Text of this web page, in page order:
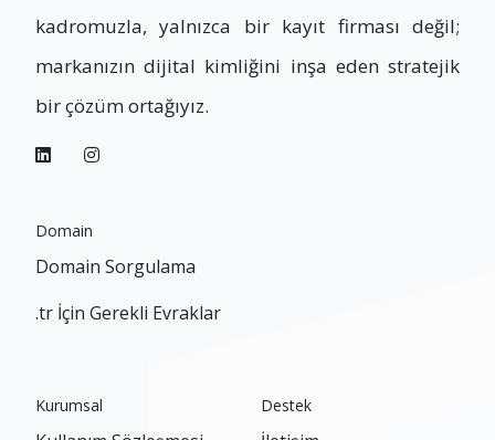
kadromuzla, yalnızca bir kayıt firması değil;
markanızın dijital kimliğini inşa eden stratejik
bir çözüm ortağıyız.
Domain
Domain Sorgulama
.tr İçin Gerekli Evraklar
Kurumsal Destek